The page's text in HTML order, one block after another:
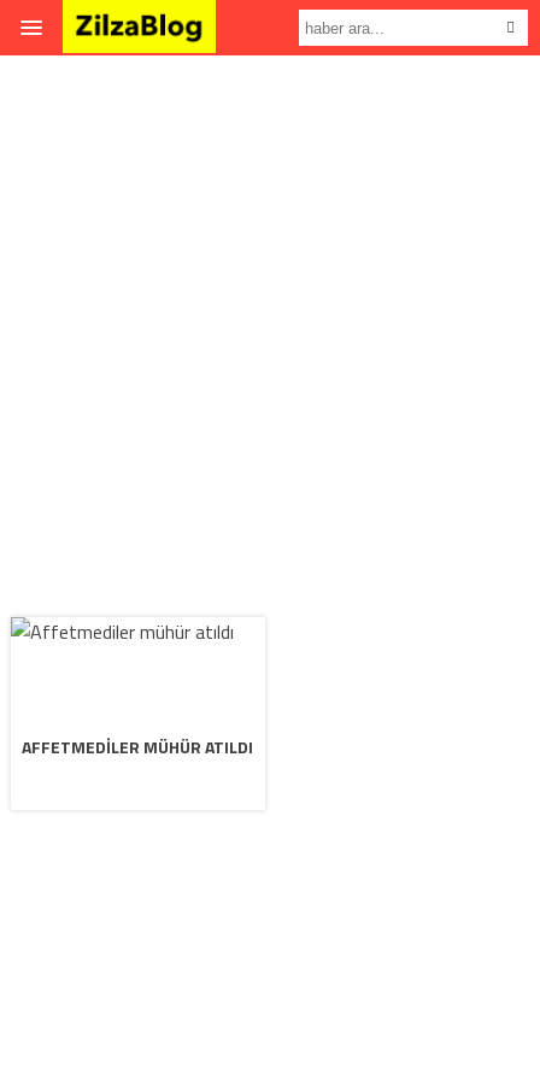
AFFETMEDILER MÜHÜR ATILDI